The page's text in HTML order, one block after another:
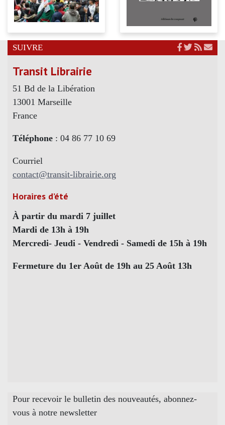
SUIVRE
Transit Librairie
51 Bd de la Libération
13001 Marseille
France
Téléphone : 04 86 77 10 69
Courriel
contact@transit-librairie.org
Horaires d’été
À partir du mardi 7 juillet
Mardi de 13h à 19h
Mercredi- Jeudi - Vendredi - Samedi de 15h à 19h
Fermeture du 1er Août de 19h au 25 Août 13h
Pour recevoir le bulletin des nouveautés, abonnez-
vous à notre newsletter